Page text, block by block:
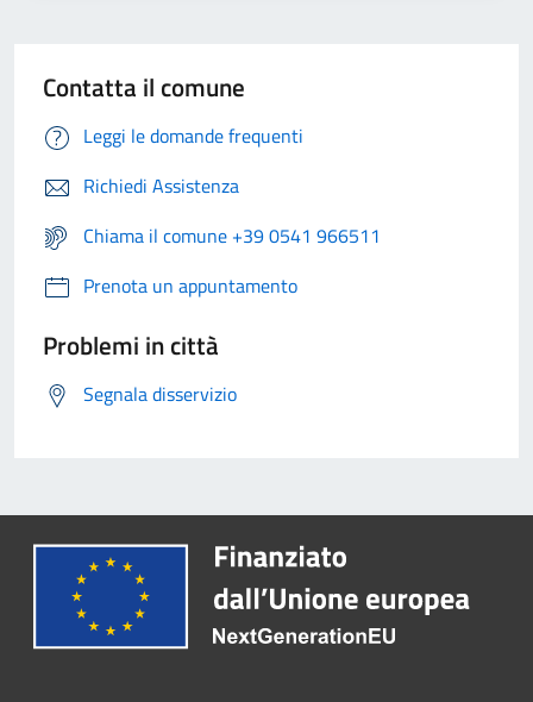
Contatta il comune
Leggi le domande frequenti
Richiedi Assistenza
Chiama il comune +39 0541 966511
Prenota un appuntamento
Problemi in città
Segnala disservizio